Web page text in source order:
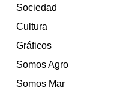
Sociedad
Cultura
Gráficos
Somos Agro
Somos Mar